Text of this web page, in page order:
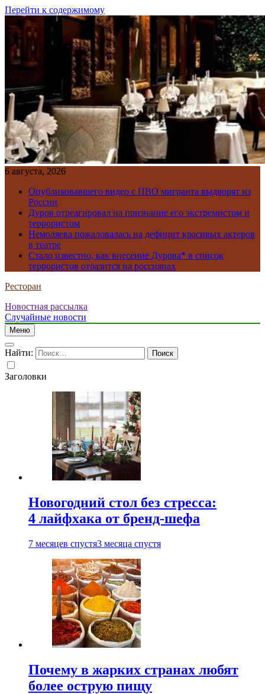
Перейти к содержимому
6 августа, 2026
Опубликовавшего видео с ПВО мигранта выдворят из
России
Дуров отреагировал на признание его экстремистом и
террористом
Немоляева пожаловалась на дефицит красивых актеров
в театре
Стало известно, как внесение Дурова* в список
террористов отразится на россиянах
Ресторан
Новостная рассылка
Случайные новости
Меню
Найти:
Заголовки
Новогодний стол без стресса:
4 лайфхака от бренд-шефа
7 месяцев спустя3 месяца спустя
Почему в жарких странах любят
более острую пищу